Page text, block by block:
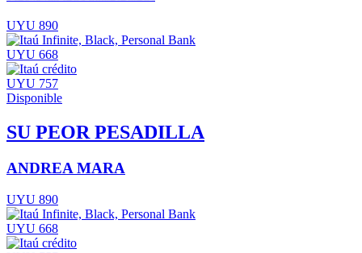
UYU 890
UYU 668
UYU 757
Disponible
SU PEOR PESADILLA
ANDREA MARA
UYU 890
UYU 668